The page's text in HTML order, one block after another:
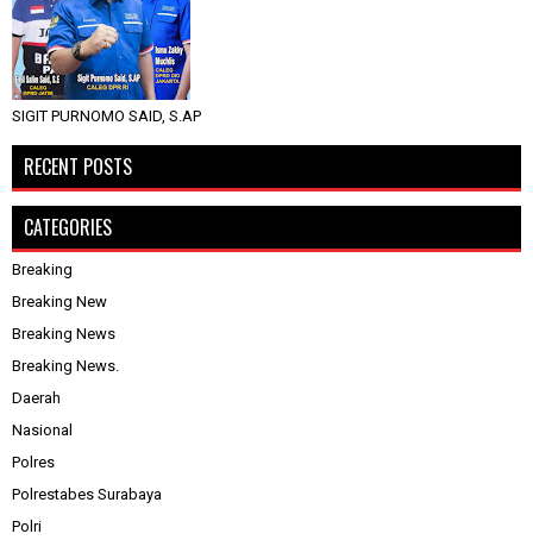
SIGIT PURNOMO SAID, S.AP
RECENT POSTS
CATEGORIES
Breaking
Breaking New
Breaking News
Breaking News.
Daerah
Nasional
Polres
Polrestabes Surabaya
Polri